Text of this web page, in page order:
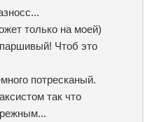
только на моей)
Чтоб это
потресканый.
так что